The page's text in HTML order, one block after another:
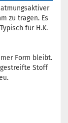
zu tragen. Es
für H.K.
Form bleibt.
Stoff